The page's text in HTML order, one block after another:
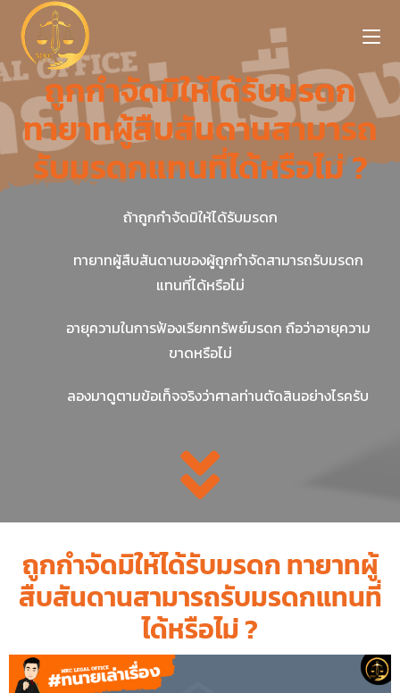
ถูกกำจัดมิให้ได้รับมรดก
ทายาทผู้สืบสันดานสามารถ
รับมรดกแทนที่ได้หรือไม่ ?
ถ้าถูกกำจัดมิให้ได้รับมรดก
ทายาทผู้สืบสันดานของผู้ถูกกำจัดสามารถรับมรดก
แทนที่ได้หรือไม่
อายุความในการฟ้องเรียกทรัพย์มรดก ถือว่าอายุความ
ขาดหรือไม่
ลองมาดูตามข้อเท็จจริงว่าศาลท่านตัดสินอย่างไรครับ
ถูกกำจัดมิให้ได้รับมรดก ทายาทผู้
สืบสันดานสามารถรับมรดกแทนที่
ได้หรือไม่ ?